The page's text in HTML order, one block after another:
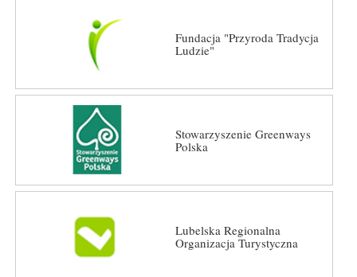
Fundacja "Przyroda Tradycja
Ludzie"
Stowarzyszenie Greenways
Polska
Lubelska Regionalna
Organizacja Turystyczna